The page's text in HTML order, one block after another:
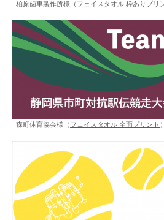
柏原歯車製作所様（ フェイスタオル 枠ありプリ
森町体育協会様（ フェイスタオル 全面プリント ）